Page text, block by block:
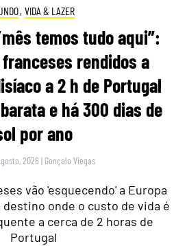
, VIDA & LAZER
temos tudo aqui”:
rendidos a
a 2 h de Portugal
e há 300 dias de
por ano
2026 | Gonçalo Viegas
vão 'esquecendo' a Europa
onde o custo de vida é
a cerca de 2 horas de
Portugal